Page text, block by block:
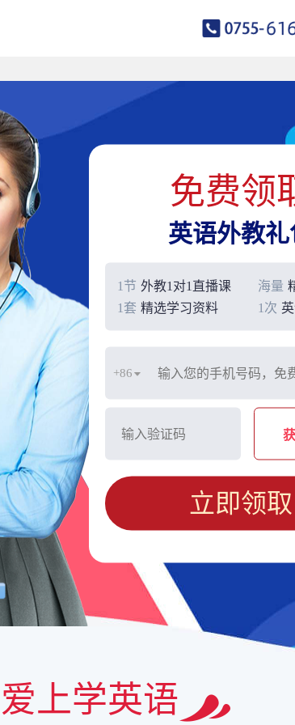
免费领
英语外教礼
1节 外教1对1直播课 海量
1套 精选学习资料 1次
+86
立即领取
爱上学英语